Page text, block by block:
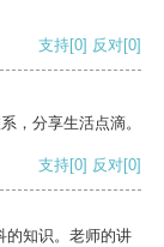
支持[0] 反对[0]
，分享生活点滴。
支持[0] 反对[0]
的知识。老师的讲